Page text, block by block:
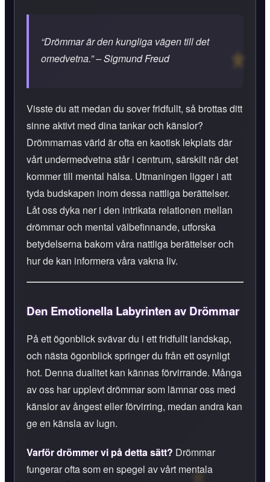
“Drömmar är den kungliga vägen till det
omedvetna.” –Sigmund Freud
Visste du att medan du sover fridfullt, så brottas ditt
sinne aktivt med dina tankar och känslor?
Drömmarnas värld är ofta en kaotisk lekplats där
vårt undermedvetna står i centrum, särskilt när det
kommer till mental hälsa. Utmaningen ligger i att
tyda budskapen inom dessa nattliga berättelser.
Låt oss dyka ner i den intrikata relationen mellan
drömmar och mental välbefinnande, utforska
betydelserna bakom våra nattliga berättelser och
hur de kan informera våra vakna liv.
Den Emotionella Labyrinten av Drömmar
På ett ögonblick svävar du i ett fridfullt landskap,
och nästa ögonblick springer du från ett osynligt
hot. Denna dualitet kan kännas förvirrande. Många
av oss har upplevt drömmar som lämnar oss med
känslor av ångest eller förvirring, medan andra kan
ge en känsla av lugn.
Varför drömmer vi på detta sätt? Drömmar
fungerar ofta som en spegel av vårt mentala